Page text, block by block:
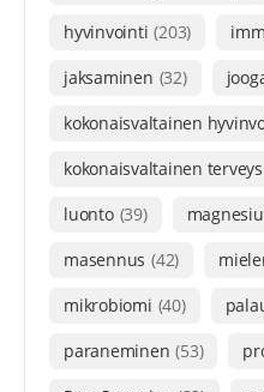
hyvinvointi (203)
jaksaminen (32)
kokonaisvaltainen
kokonaisvaltainen terveys
luonto (39)
masennus (42)
mikrobiomi (40)
paraneminen (53)